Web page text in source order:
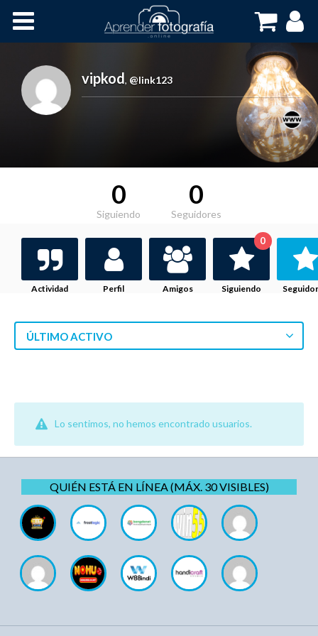
Cursos OnLine
vipkod, @link123
0
Siguiendo
0
Seguidores
Actividad Perfil Amigos Siguiendo
0
ÚLTIMO ACTIVO
Lo sentimos, no hemos encontrado usuarios.
QUIÉN ESTÁ EN LÍNEA (MÁX. 30 VISIBLES)